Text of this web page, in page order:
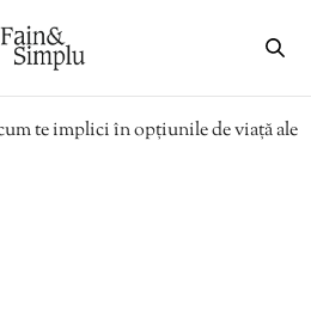
te implici în opțiunile de viață ale